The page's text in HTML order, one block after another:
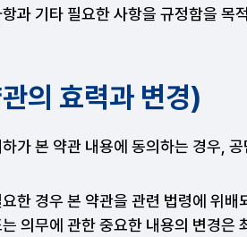
과 기타 필요한 사항을 규정함을 목
의 효력과 변경)
가 본 약관 내용에 동의하는 경우,
한 경우 본 약관을 관련 법령에 위
의무에 관한 중요한 내용의 변경은